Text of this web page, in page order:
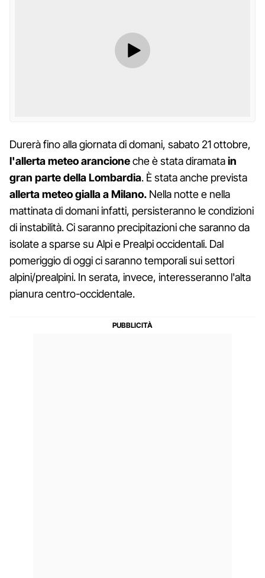
Durerà fino alla giornata di domani, sabato 21 ottobre,
l'allerta meteo arancioneche è stata diramatain
gran parte della Lombardia. È stata anche prevista
allerta meteo gialla a Milano. Nella notte e nella
mattinata di domani infatti, persisteranno le condizioni
di instabilità. Ci saranno precipitazioni che saranno da
isolate a sparse su Alpi e Prealpi occidentali. Dal
pomeriggio di oggi ci saranno temporali sui settori
alpini/prealpini. In serata, invece, interesseranno l'alta
pianura centro-occidentale.